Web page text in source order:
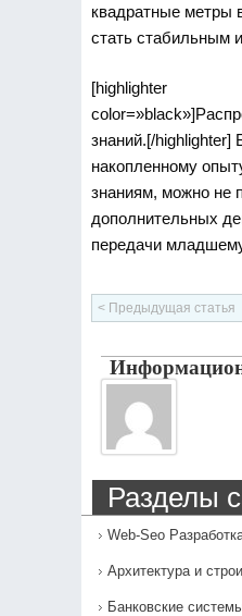
квадратные метры
стать стабильным
[highlighter
знаний.[/highlighter]
накопленному
знаниям, можно не
дополнительных
передачи
< Предыдущая статья
Разделы
Web-Seo
Архитектура и
Банковские